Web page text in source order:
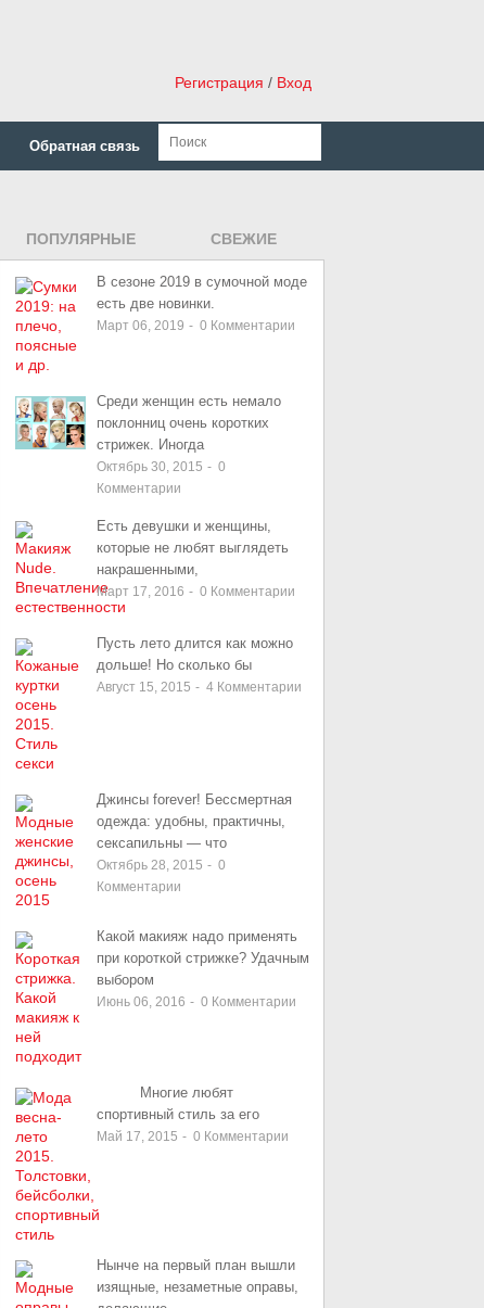
Регистрация / Вход
Обратная связь
ПОПУЛЯРНЫЕ
ЗАПИСИ
СВЕЖИЕ
В сезоне 2019 в сумочной моде
есть две новинки.
Март 06, 2019 - 0 Комментарии
Среди женщин есть немало
поклонниц очень коротких
стрижек. Иногда
Октябрь 30, 2015 - 0
Комментарии
Есть девушки и женщины,
которые не любят выглядеть
накрашенными,
Март 17, 2016 - 0 Комментарии
Пусть лето длится как можно
дольше! Но сколько бы
Август 15, 2015 - 4 Комментарии
Джинсы forever! Бессмертная
одежда: удобны, практичны,
сексапильны — что
Октябрь 28, 2015 - 0
Комментарии
Какой макияж надо применять
при короткой стрижке? Удачным
выбором
Июнь 06, 2016 - 0 Комментарии
Многие любят
спортивный стиль за его
Май 17, 2015 - 0 Комментарии
Нынче на первый план вышли
изящные, незаметные оправы,